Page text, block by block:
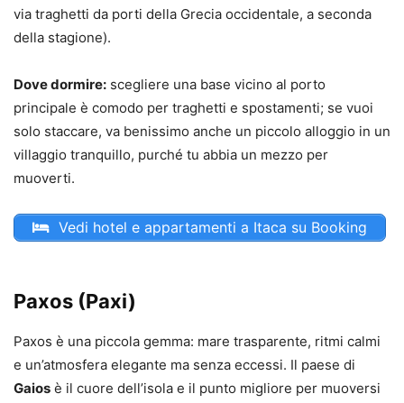
via traghetti da porti della Grecia occidentale, a seconda
della stagione).
Dove dormire: scegliere una base vicino al porto
principale è comodo per traghetti e spostamenti; se vuoi
solo staccare, va benissimo anche un piccolo alloggio in un
villaggio tranquillo, purché tu abbia un mezzo per
muoverti.
Vedi hotel e appartamenti a Itaca su Booking
Paxos (Paxi)
Paxos è una piccola gemma: mare trasparente, ritmi calmi
e un’atmosfera elegante ma senza eccessi. Il paese di
Gaios è il cuore dell’isola e il punto migliore per muoversi